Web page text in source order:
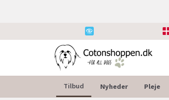
Tilbud Nyheder Pleje